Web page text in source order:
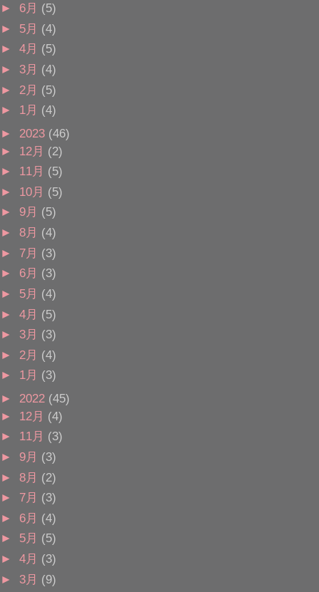
► 6月 (5)
► 5月 (4)
► 4月 (5)
► 3月 (4)
► 2月 (5)
► 1月 (4)
► 2023 (46)
► 12月 (2)
► 11月 (5)
► 10月 (5)
► 9月 (5)
► 8月 (4)
► 7月 (3)
► 6月 (3)
► 5月 (4)
► 4月 (5)
► 3月 (3)
► 2月 (4)
► 1月 (3)
► 2022 (45)
► 12月 (4)
► 11月 (3)
► 9月 (3)
► 8月 (2)
► 7月 (3)
► 6月 (4)
► 5月 (5)
► 4月 (3)
► 3月 (9)